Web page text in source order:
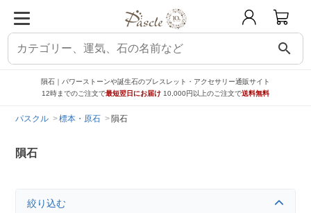
search
隕石｜パワーストーンや誕生石のブレスレット・アクセサリー通販サイト
12時までのご注文で最短翌日にお届け 10,000円以上のご注文で送料無料
パスクル 標本・原石 隕石
隕石
絞り込む